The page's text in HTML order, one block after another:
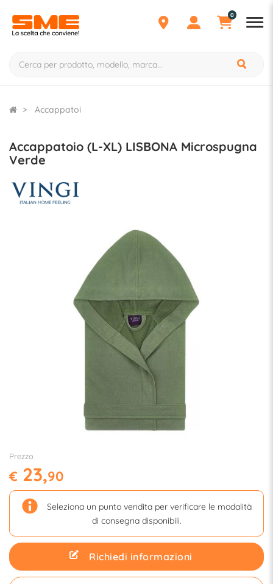
0
Accappatoi
Accappatoio (L-XL) LISBONA Microspugna
Verde
Prezzo
€ 23,90
Seleziona un punto vendita per verificare le modalità
di consegna disponibili.
Richiedi informazioni